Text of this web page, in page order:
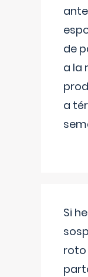
de
a la
a
Si
roto